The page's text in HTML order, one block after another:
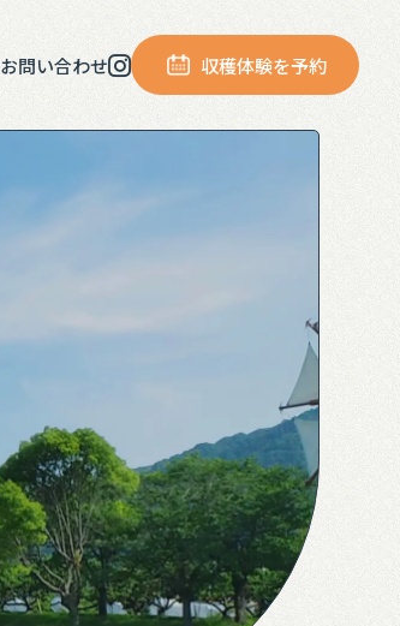
お問い合わせ 収穫体験を予約